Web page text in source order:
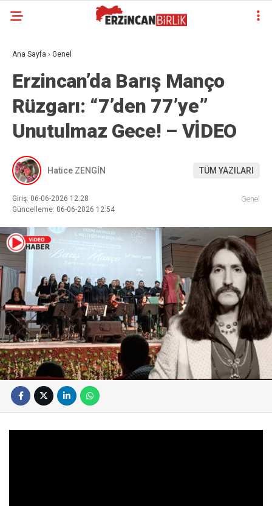
Ana Sayfa › Genel
Erzincan’da Barış Manço
Rüzgarı: “7’den 77’ye”
Unutulmaz Gece! – VİDEO
Hatice ZENGİN TÜM YAZILARI
Giriş: 06-06-2026 12:28
Güncelleme: 06-06-2026 12:54
Genel